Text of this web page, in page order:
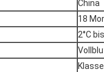
China
18
2°C
Klasse